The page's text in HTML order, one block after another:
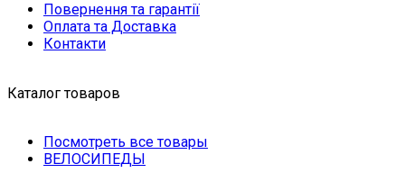
Повернення та гарантії
Оплата та Доставка
Контакти
Каталог товаров
Посмотреть все товары
ВЕЛОСИПЕДЫ